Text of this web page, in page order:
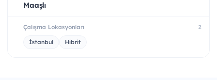
Maaşlı
Çalışma Lokasyonları 2
İstanbul Hibrit